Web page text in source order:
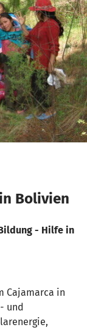
Bolivien
- Hilfe in
Cajamarca in
und